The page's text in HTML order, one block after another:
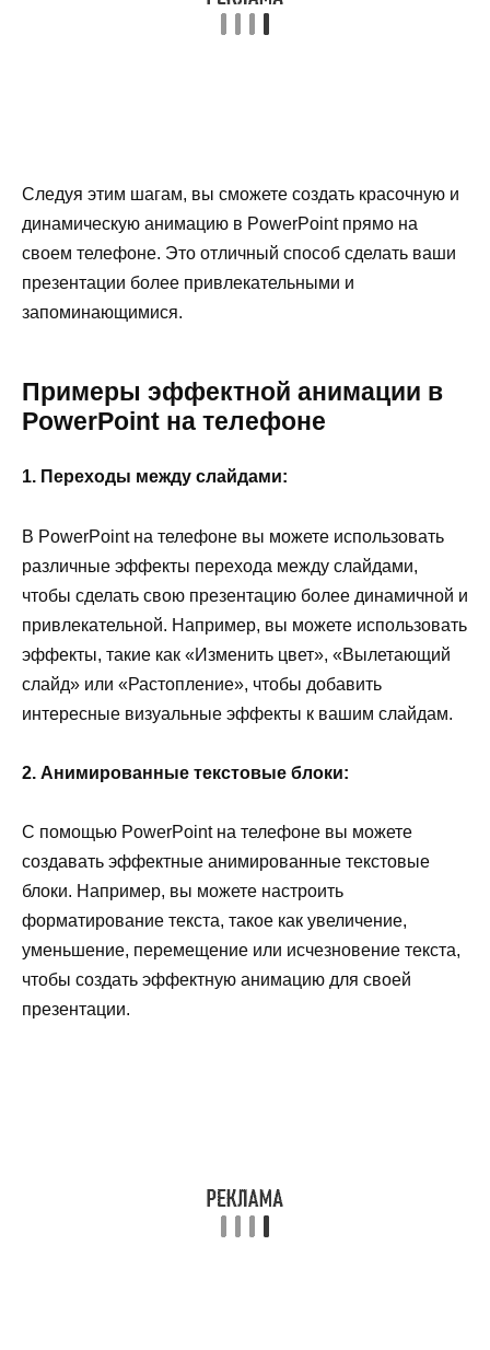
Следуя этим шагам, вы сможете создать красочную и
динамическую анимацию в PowerPoint прямо на
своем телефоне. Это отличный способ сделать ваши
презентации более привлекательными и
запоминающимися.
Примеры эффектной анимации в
PowerPoint на телефоне
1. Переходы между слайдами:
В PowerPoint на телефоне вы можете использовать
различные эффекты перехода между слайдами,
чтобы сделать свою презентацию более динамичной и
привлекательной. Например, вы можете использовать
эффекты, такие как «Изменить цвет», «Вылетающий
слайд» или «Растопление», чтобы добавить
интересные визуальные эффекты к вашим слайдам.
2. Анимированные текстовые блоки:
С помощью PowerPoint на телефоне вы можете
создавать эффектные анимированные текстовые
блоки. Например, вы можете настроить
форматирование текста, такое как увеличение,
уменьшение, перемещение или исчезновение текста,
чтобы создать эффектную анимацию для своей
презентации.